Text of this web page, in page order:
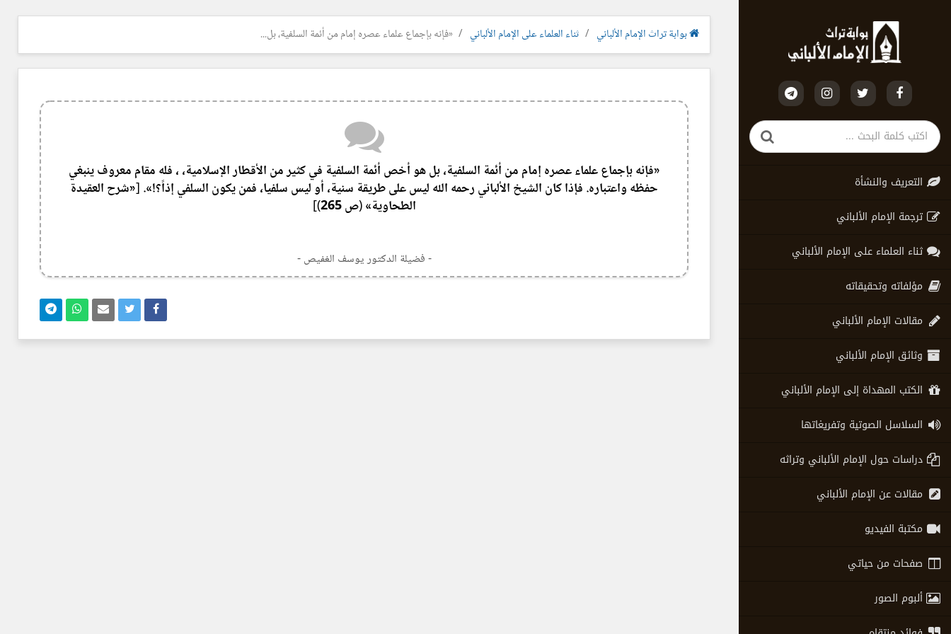
التعريف والنشأة
ترجمة الإمام الألباني
ثناء العلماء على الإمام الألباني
مؤلفاته وتحقيقاته
مقالات الإمام الألباني
وثائق الإمام الألباني
الكتب المهداة إلى الإمام الألباني
السلاسل الصوتية وتفريغاتها
دراسات حول الإمام الألباني وتراثه
مقالات عن الإمام الألباني
مكتبة الفيديو
صفحات من حياتي
ألبوم الصور
بوابة تراث الإمام الألباني ثناء العلماء على الإمام الألباني «فإنه بإجماع علماء عصره إمام من أئمة السلفية، بل...
«فإنه بإجماع علماء عصره إمام من أئمة السلفية، بل هو أخص أئمة السلفية في كثير من الأقطار الإسلامية، ، فله مقام معروف ينبغي
حفظه واعتباره. فإذا كان الشيخ الألباني رحمه الله ليس على طريقة سنية، أو ليس سلفيا، فمن يكون السلفي إذاً؟!». [«شرح العقيدة
الطحاوية» (ص 265)]
- فضيلة الدكتور يوسف الغفيص -